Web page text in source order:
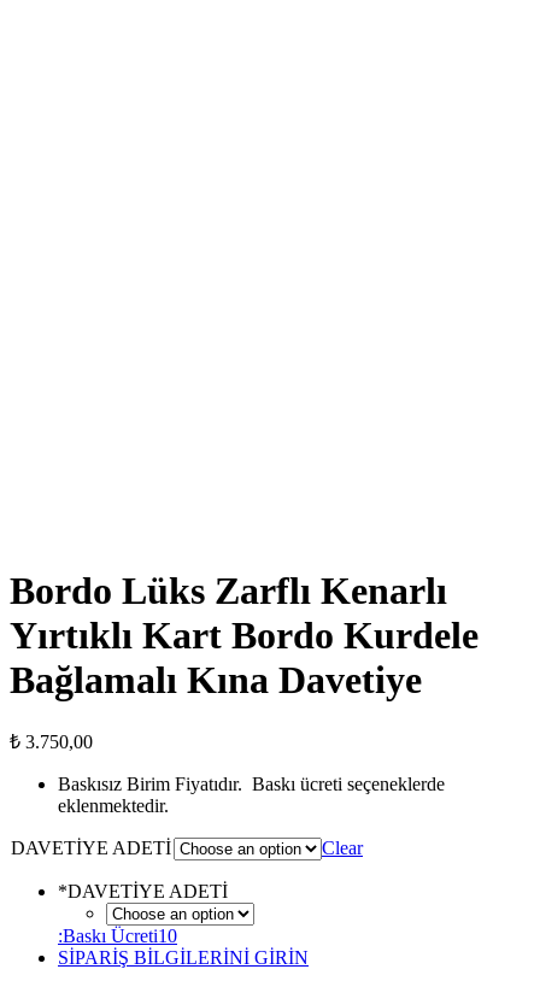
Bordo Lüks Zarflı Kenarlı
Yırtıklı Kart Bordo Kurdele
Bağlamalı Kına Davetiye
₺ 3.750,00
Baskısız Birim Fiyatıdır. Baskı ücreti seçeneklerde
eklenmektedir.
DAVETİYE ADETİ Clear
*DAVETİYE ADETİ
:Baskı Ücreti10
SİPARİŞ BİLGİLERİNİ GİRİN